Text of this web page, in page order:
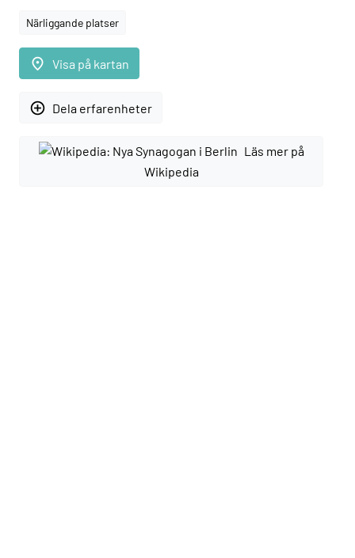
Närliggande platser
place Visa på kartan
add_circle_outline Dela erfarenheter
Läs mer på
Wikipedia